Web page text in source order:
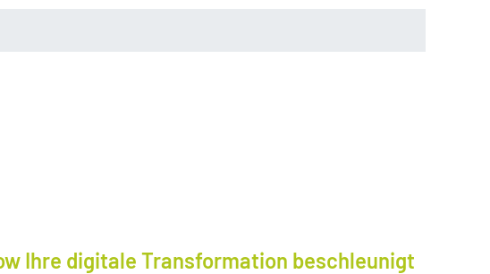
Ihre digitale Transformation beschleunigt